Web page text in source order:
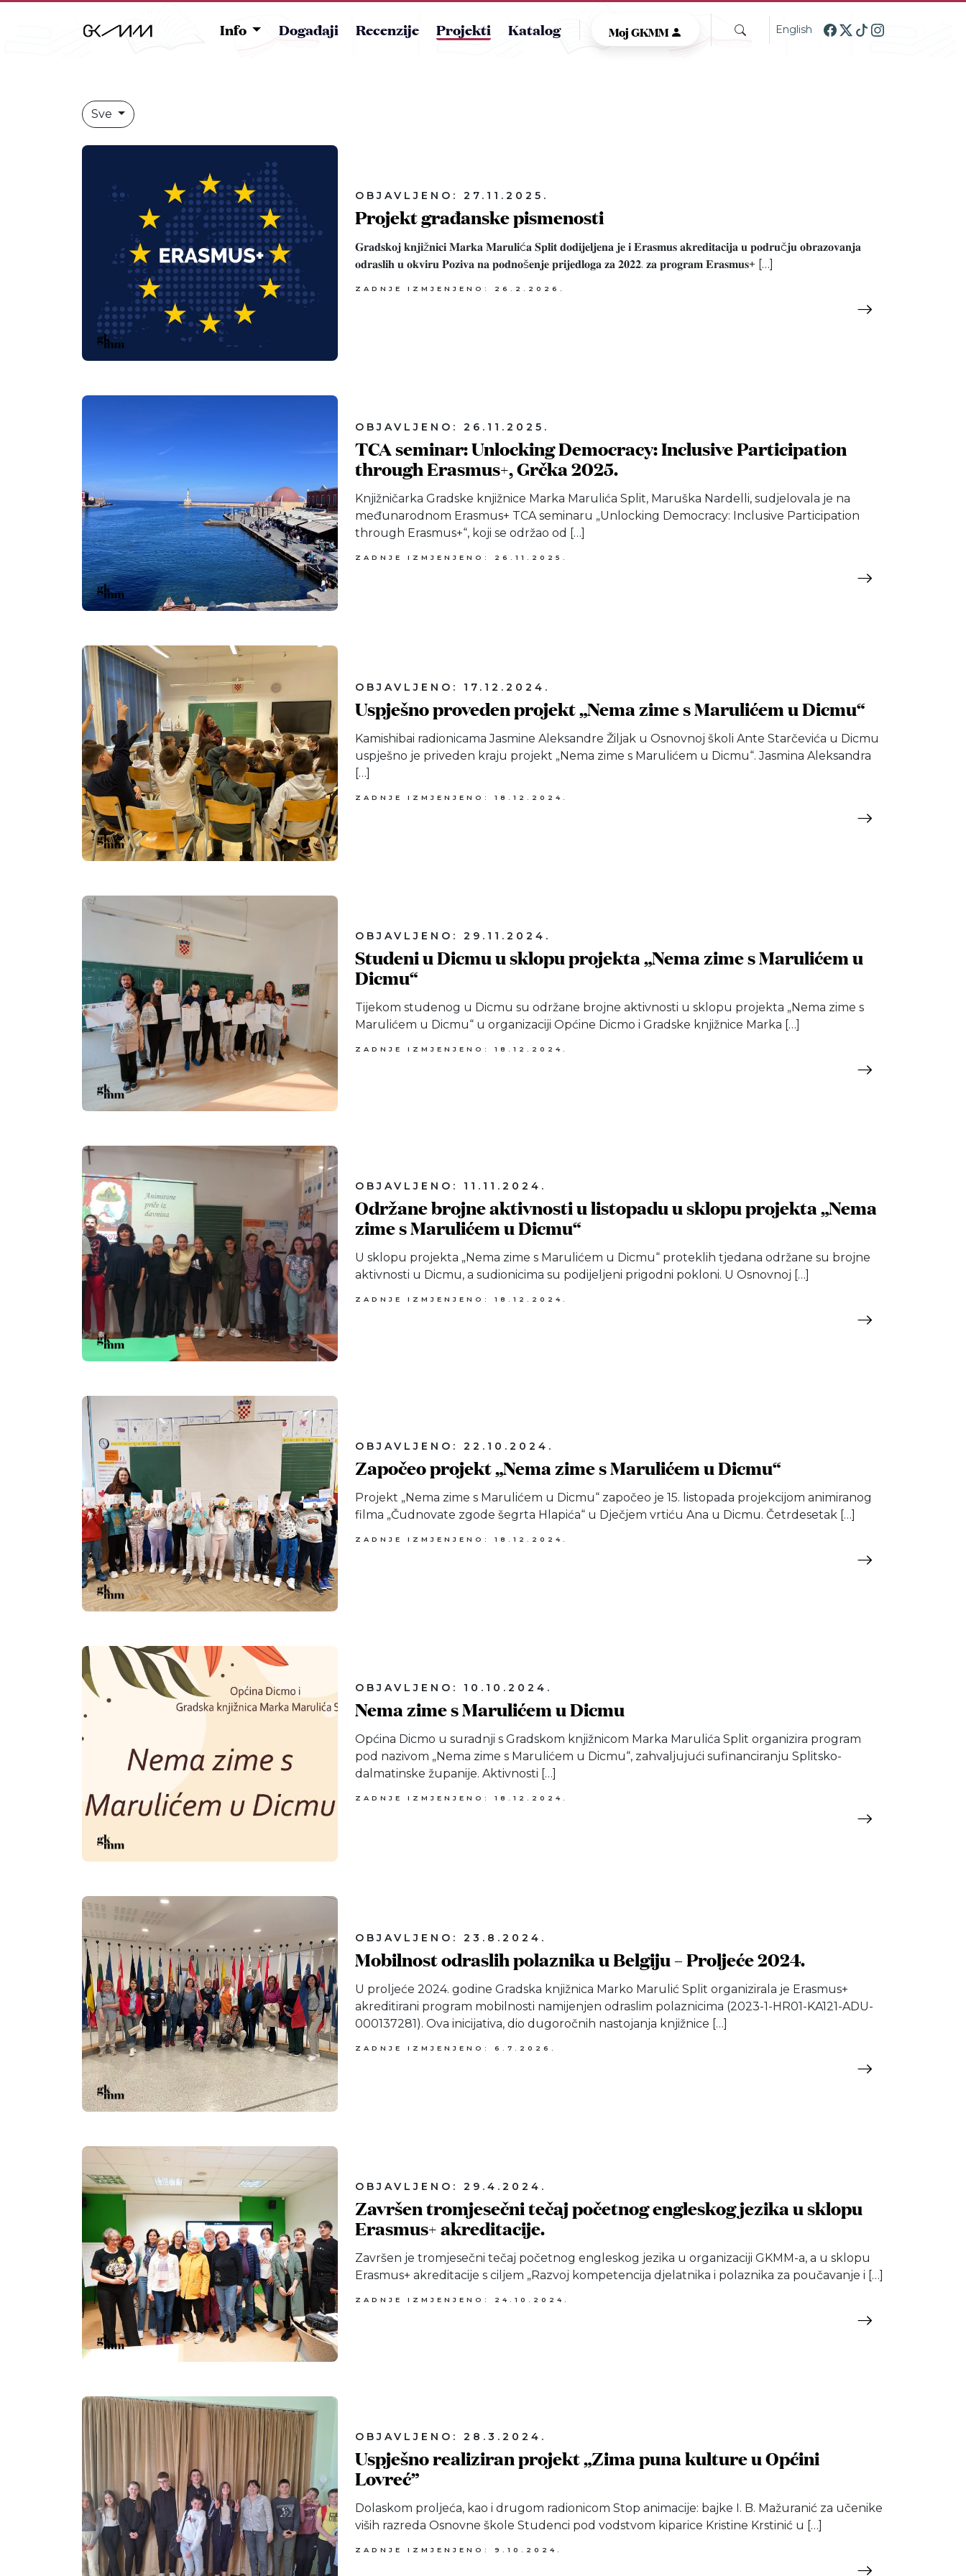
Info Događaji Recenzije Projekti Katalog Moj GKMM English
Sve
OBJAVLJENO: 27.11.2025.
Projekt građanske pismenosti
𝐆𝐫𝐚𝐝𝐬𝐤𝐨𝐣 𝐤𝐧𝐣𝐢ž𝐧𝐢𝐜𝐢 𝐌𝐚𝐫𝐤𝐚 𝐌𝐚𝐫𝐮𝐥𝐢ć𝐚 𝐒𝐩𝐥𝐢𝐭 𝐝𝐨𝐝𝐢𝐣𝐞𝐥𝐣𝐞𝐧𝐚 𝐣𝐞 𝐢 𝐄𝐫𝐚𝐬𝐦𝐮𝐬 𝐚𝐤𝐫𝐞𝐝𝐢𝐭𝐚𝐜𝐢𝐣𝐚 𝐮 𝐩𝐨𝐝𝐫𝐮č𝐣𝐮 𝐨𝐛𝐫𝐚𝐳𝐨𝐯𝐚𝐧𝐣𝐚
𝐨𝐝𝐫𝐚𝐬𝐥𝐢𝐡 𝐮 𝐨𝐤𝐯𝐢𝐫𝐮 𝐏𝐨𝐳𝐢𝐯𝐚 𝐧𝐚 𝐩𝐨𝐝𝐧𝐨š𝐞𝐧𝐣𝐞 𝐩𝐫𝐢𝐣𝐞𝐝𝐥𝐨𝐠𝐚 𝐳𝐚 𝟐𝟎𝟐𝟐. 𝐳𝐚 𝐩𝐫𝐨𝐠𝐫𝐚𝐦 𝐄𝐫𝐚𝐬𝐦𝐮𝐬+ […]
ZADNJE IZMJENJENO: 26.2.2026.
OBJAVLJENO: 26.11.2025.
TCA seminar: Unlocking Democracy: Inclusive Participation
through Erasmus+, Grčka 2025.
Knjižničarka Gradske knjižnice Marka Marulića Split, Maruška Nardelli, sudjelovala je na
međunarodnom Erasmus+ TCA seminaru „Unlocking Democracy: Inclusive Participation
through Erasmus+“, koji se održao od […]
ZADNJE IZMJENJENO: 26.11.2025.
OBJAVLJENO: 17.12.2024.
Uspješno proveden projekt „Nema zime s Marulićem u Dicmu“
Kamishibai radionicama Jasmine Aleksandre Žiljak u Osnovnoj školi Ante Starčevića u Dicmu
uspješno je priveden kraju projekt „Nema zime s Marulićem u Dicmu“. Jasmina Aleksandra
[…]
ZADNJE IZMJENJENO: 18.12.2024.
OBJAVLJENO: 29.11.2024.
Studeni u Dicmu u sklopu projekta „Nema zime s Marulićem u
Dicmu“
Tijekom studenog u Dicmu su održane brojne aktivnosti u sklopu projekta „Nema zime s
Marulićem u Dicmu“ u organizaciji Općine Dicmo i Gradske knjižnice Marka […]
ZADNJE IZMJENJENO: 18.12.2024.
OBJAVLJENO: 11.11.2024.
Održane brojne aktivnosti u listopadu u sklopu projekta „Nema
zime s Marulićem u Dicmu“
U sklopu projekta „Nema zime s Marulićem u Dicmu“ proteklih tjedana održane su brojne
aktivnosti u Dicmu, a sudionicima su podijeljeni prigodni pokloni. U Osnovnoj […]
ZADNJE IZMJENJENO: 18.12.2024.
OBJAVLJENO: 22.10.2024.
Započeo projekt „Nema zime s Marulićem u Dicmu“
Projekt „Nema zime s Marulićem u Dicmu“ započeo je 15. listopada projekcijom animiranog
filma „Čudnovate zgode šegrta Hlapića“ u Dječjem vrtiću Ana u Dicmu. Četrdesetak […]
ZADNJE IZMJENJENO: 18.12.2024.
OBJAVLJENO: 10.10.2024.
Nema zime s Marulićem u Dicmu
Općina Dicmo u suradnji s Gradskom knjižnicom Marka Marulića Split organizira program
pod nazivom „Nema zime s Marulićem u Dicmu“, zahvaljujući sufinanciranju Splitsko-
dalmatinske županije. Aktivnosti […]
ZADNJE IZMJENJENO: 18.12.2024.
OBJAVLJENO: 23.8.2024.
Mobilnost odraslih polaznika u Belgiju – Proljeće 2024.
U proljeće 2024. godine Gradska knjižnica Marko Marulić Split organizirala je Erasmus+
akreditirani program mobilnosti namijenjen odraslim polaznicima (2023-1-HR01-KA121-ADU-
000137281). Ova inicijativa, dio dugoročnih nastojanja knjižnice […]
ZADNJE IZMJENJENO: 6.7.2026.
OBJAVLJENO: 29.4.2024.
Završen tromjesečni tečaj početnog engleskog jezika u sklopu
Erasmus+ akreditacije.
Završen je tromjesečni tečaj početnog engleskog jezika u organizaciji GKMM-a, a u sklopu
Erasmus+ akreditacije s ciljem „Razvoj kompetencija djelatnika i polaznika za poučavanje i […]
ZADNJE IZMJENJENO: 24.10.2024.
OBJAVLJENO: 28.3.2024.
Uspješno realiziran projekt „Zima puna kulture u Općini
Lovreć”
Dolaskom proljeća, kao i drugom radionicom Stop animacije: bajke I. B. Mažuranić za učenike
viših razreda Osnovne škole Studenci pod vodstvom kiparice Kristine Krstinić u […]
ZADNJE IZMJENJENO: 9.10.2024.